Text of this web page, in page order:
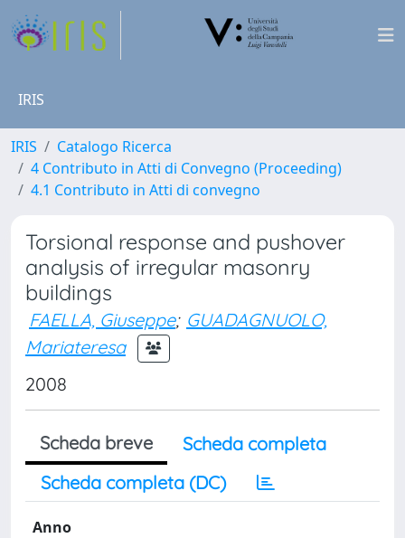
IRIS
IRIS
Catalogo Ricerca
4 Contributo in Atti di Convegno (Proceeding)
4.1 Contributo in Atti di convegno
Torsional response and pushover
analysis of irregular masonry
buildings
FAELLA, Giuseppe; GUADAGNUOLO,
Mariateresa
2008
Scheda breve
Scheda completa
Scheda completa (DC)
Anno